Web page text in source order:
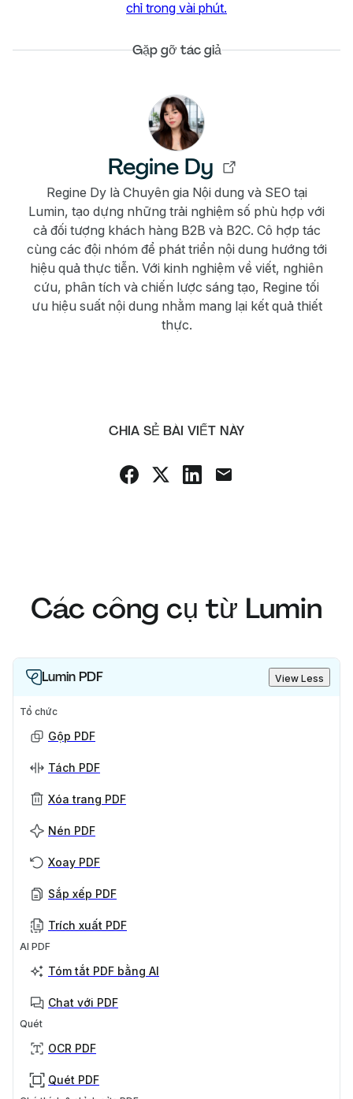
chỉ trong vài phút.
Gặp gỡ tác giả
Regine Dy
Regine Dy là Chuyên gia Nội dung và SEO tại
Lumin, tạo dựng những trải nghiệm số phù hợp với
cả đối tượng khách hàng B2B và B2C. Cô hợp tác
cùng các đội nhóm để phát triển nội dung hướng tới
hiệu quả thực tiễn. Với kinh nghiệm về viết, nghiên
cứu, phân tích và chiến lược sáng tạo, Regine tối
ưu hiệu suất nội dung nhằm mang lại kết quả thiết
thực.
CHIA SẺ BÀI VIẾT NÀY
Các công cụ từ Lumin
Lumin PDF View Less
Tổ chức
Gộp PDF
Tách PDF
Xóa trang PDF
Nén PDF
Xoay PDF
Sắp xếp PDF
Trích xuất PDF
AI PDF
Tóm tắt PDF bằng AI
Chat với PDF
Quét
OCR PDF
Quét PDF